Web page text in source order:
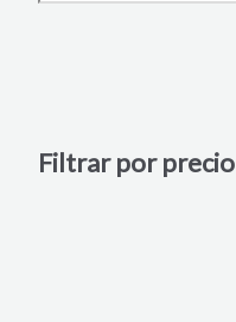
Filtrar por precio